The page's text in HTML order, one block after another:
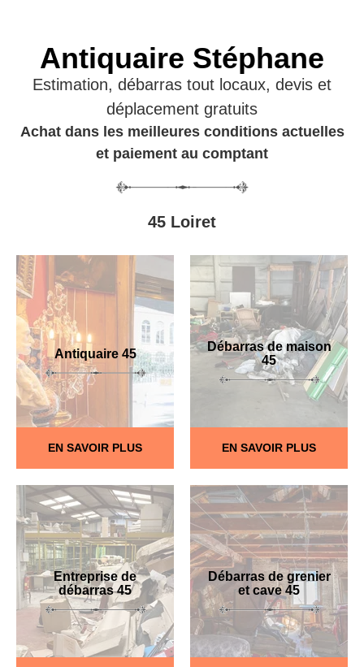
Antiquaire Stéphane
Estimation, débarras tout locaux, devis et
déplacement gratuits
Achat dans les meilleures conditions actuelles
et paiement au comptant
45 Loiret
Antiquaire 45
EN SAVOIR PLUS
Débarras de maison
45
EN SAVOIR PLUS
Entreprise de
débarras 45
Débarras de grenier
et cave 45